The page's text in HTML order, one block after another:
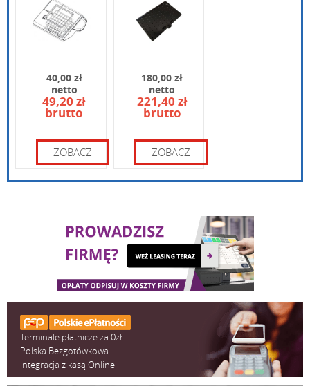
Wpisz kod widoczny na obrazku:
40,00 zł
netto
49,20 zł
brutto
ZOBACZ
180,00 zł
netto
221,40 zł
brutto
ZOBACZ
Terminale płatnicze za 0zł
Polska Bezgotówkowa
Integracja z kasą Online